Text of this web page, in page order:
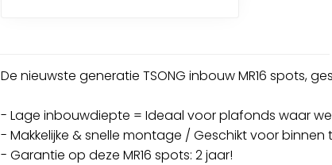
De nieuwste generatie TSONG inbouw MR16 spots,
- Lage inbouwdiepte = Ideaal voor plafonds waar
- Makkelijke & snelle montage / Geschikt voor binnen
- Garantie op deze MR16 spots: 2 jaar!